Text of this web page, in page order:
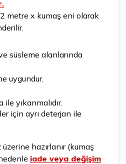
2 metre x kumaş eni olarak
süsleme alanlarında
uygundur.
yıkanmalıdır.
için ayrı deterjan ile
hazırlanır (kumaş
iade veya değişim